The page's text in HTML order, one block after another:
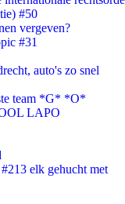
#50
vergeven?
#31
auto's zo snel
team *G* *O*
LAPO
elk gehucht met